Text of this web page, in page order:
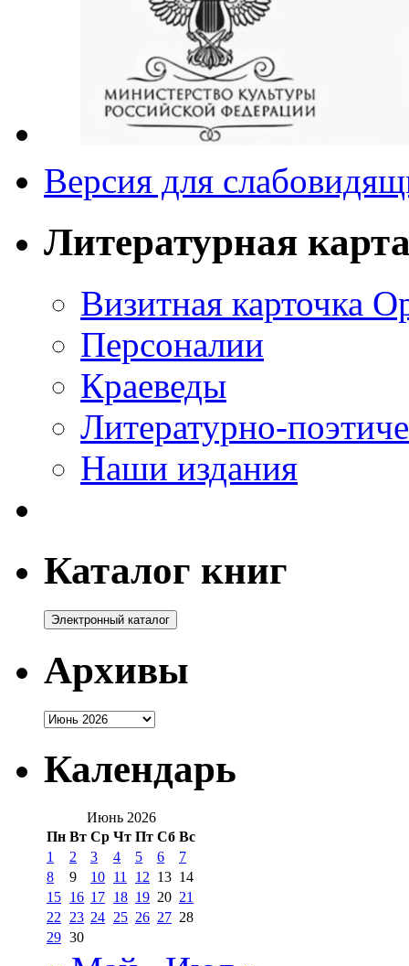
Версия для
Литературная
Визитная карточка
Персоналии
Краеведы
Литературно-
Наши издания
Каталог книг
Архивы
Архивы
Календарь
Июнь 2026
Пн Вт Ср Чт Пт Сб Вс
1
2 3 4 5 6
7
8
9 10 11 12 13 14
15 16 17 18 19 20 21
22
23 24 25 26 27 28
29 30